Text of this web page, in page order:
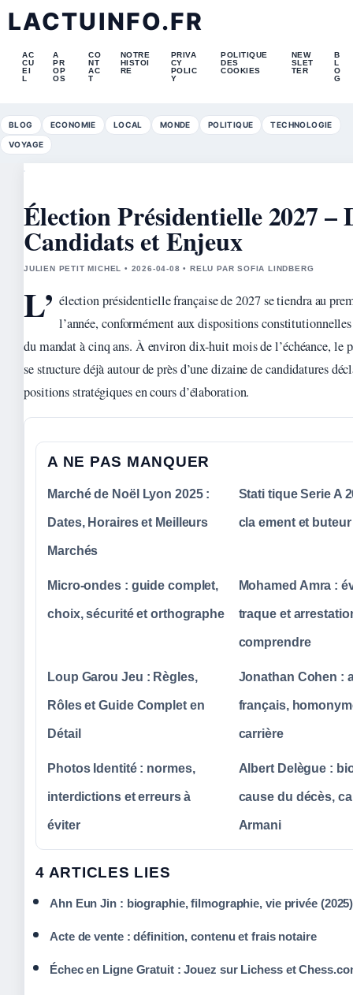
LACTUINFO.FR
AC
CU
EI
L
A
PR
OP
OS
CO
NT
AC
T
NOTRE
HISTOI
RE
PRIVA
CY
POLIC
Y
POLITIQUE
DES
COOKIES
NEW
SLET
TER
B
L
O
G
BLOG ECONOMIE LOCAL MONDE POLITIQUE TECHNOLOGIE
VOYAGE
Élection Présidentielle 2027 –
Candidats et Enjeux
JULIEN PETIT MICHEL • 2026-04-08 • RELU PAR SOFIA LINDBERG
L’ élection présidentielle française de 2027 se tiendra au
l’année, conformément aux dispositions
du mandat à cinq ans. À environ dix-huit mois de l’échéance, le
se structure déjà autour de près d’une dizaine de candidatures
positions stratégiques en cours d’élaboration.
A NE PAS MANQUER
Marché de Noël Lyon 2025 :
Dates, Horaires et Meilleurs
Marchés
Stati tique Serie A
cla ement et buteur
Micro-ondes : guide complet,
choix, sécurité et orthographe
Mohamed Amra :
traque et
comprendre
Loup Garou Jeu : Règles,
Rôles et Guide Complet en
Détail
Jonathan Cohen :
français,
carrière
Photos Identité : normes,
interdictions et erreurs à
éviter
Albert Delègue :
cause du décès,
Armani
4 ARTICLES LIES
Ahn Eun Jin : biographie, filmographie, vie privée (2025)
Acte de vente : définition, contenu et frais notaire
Échec en Ligne Gratuit : Jouez sur Lichess et